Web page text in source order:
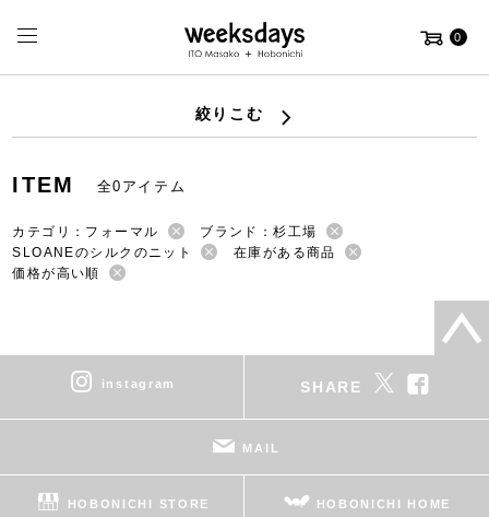
0
絞りこむ
ITEM 全0アイテム
カテゴリ：フォーマル
ブランド：杉工場
SLOANEのシルクのニット
在庫がある商品
価格が高い順
instagram SHARE
MAIL
HOBONICHI STORE HOBONICHI HOME